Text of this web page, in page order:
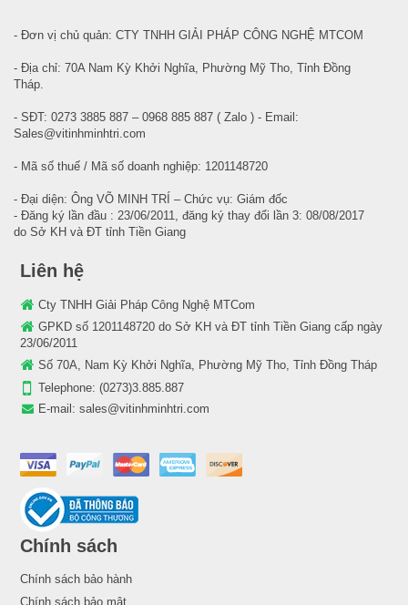
- Đơn vị chủ quản: CTY TNHH GIẢI PHÁP CÔNG NGHỆ MTCOM
- Địa chỉ: 70A Nam Kỳ Khởi Nghĩa, Phường Mỹ Tho, Tỉnh Đồng
Tháp.
- SĐT: 0273 3885 887 – 0968 885 887 ( Zalo ) - Email:
Sales@vitinhminhtri.com
- Mã số thuế / Mã số doanh nghiệp: 1201148720
- Đại diện: Ông VÕ MINH TRÍ – Chức vụ: Giám đốc
- Đăng ký lần đầu : 23/06/2011, đăng ký thay đổi lần 3: 08/08/2017
do Sở KH và ĐT tỉnh Tiền Giang
Liên hệ
Cty TNHH Giải Pháp Công Nghệ MTCom
GPKD số 1201148720 do Sở KH và ĐT tỉnh Tiền Giang cấp ngày
23/06/2011
Số 70A, Nam Kỳ Khởi Nghĩa, Phường Mỹ Tho, Tỉnh Đồng Tháp
Telephone: (0273)3.885.887
E-mail: sales@vitinhminhtri.com
Chính sách
Chính sách bảo hành
Chính sách bảo mật